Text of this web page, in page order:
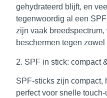
gehydrateerd blijft, en
tegenwoordig al een
zijn vaak
beschermen tegen
2. SPF in stick: compact
SPF-sticks zijn compact,
perfect voor snelle